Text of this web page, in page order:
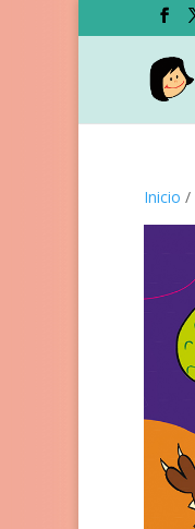
Inicio /